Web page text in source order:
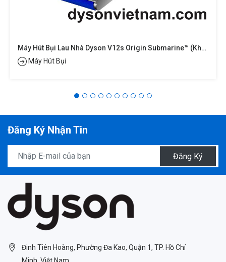
Máy Hút Bụi Lau Nhà Dyson V12s Origin Submarine™ (khô Và Ướt)
Máy Hút Bụi
Đăng Ký Nhận Tin
Đăng Ký
Đinh Tiên Hoàng, Phường Đa Kao, Quận 1, TP. Hồ Chí